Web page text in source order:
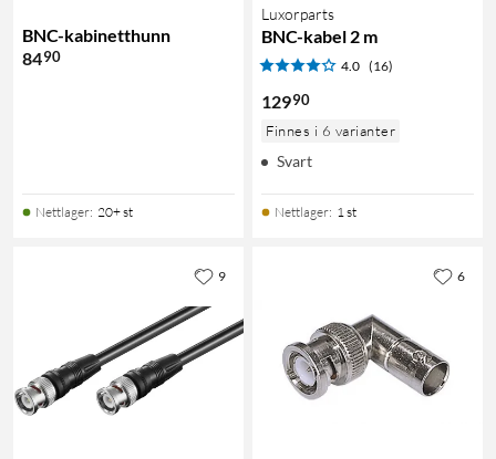
BNC-kabinetthunn
8490
Nettlager: 20+ st
Luxorparts
BNC-kabel 2 m
4.0 (16)
12990
Finnes i 6 varianter
Svart
Nettlager: 1 st
9 6